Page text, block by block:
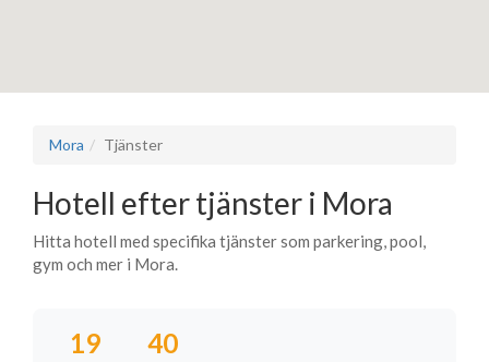
Mora Tjänster
Hotell efter tjänster i Mora
Hitta hotell med specifika tjänster som parkering, pool,
gym och mer i Mora.
19 40